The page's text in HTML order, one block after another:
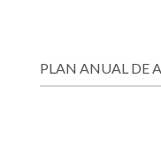
PLAN ANUAL DE